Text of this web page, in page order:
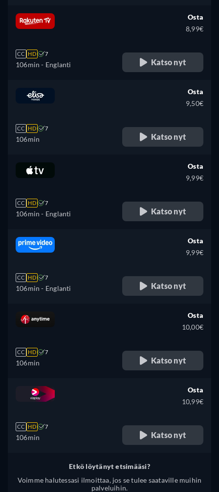
CC HD 7
106min - Englanti
Osta
8,99€
Katso nyt
CC HD 7
106min
Osta
9,50€
Katso nyt
CC HD 7
106min - Englanti
Osta
9,99€
Katso nyt
CC HD 7
106min - Englanti
Osta
9,99€
Katso nyt
CC HD 7
106min
Osta
10,00€
Katso nyt
CC HD 7
106min
Osta
10,99€
Katso nyt
Etkö löytänyt etsimääsi?
Voimme halutessasi ilmoittaa, jos se tulee saataville muihin
palveluihin.